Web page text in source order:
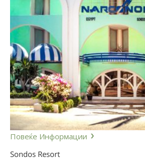
Повеќе Информации
Sondos Resort